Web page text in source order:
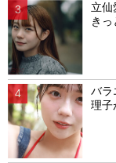
立仙
き
バラ
理子